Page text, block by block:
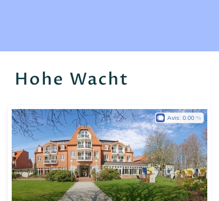
Hohe Wacht
Avis: 0.00